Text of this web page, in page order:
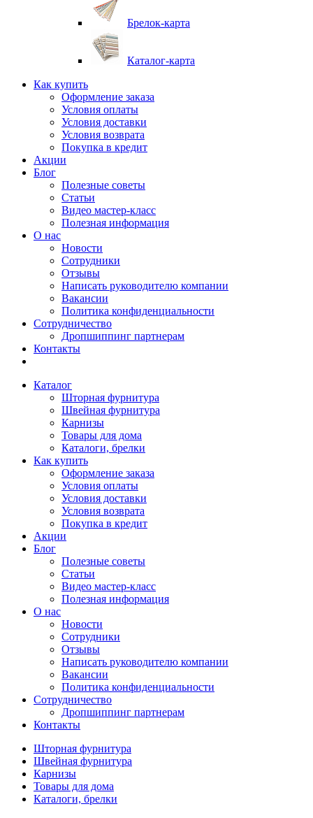
Брелок-карта
Каталог-карта
Как купить
Оформление заказа
Условия оплаты
Условия доставки
Условия возврата
Покупка в кредит
Акции
Блог
Полезные советы
Статьи
Видео мастер-класс
Полезная информация
О нас
Новости
Сотрудники
Отзывы
Написать руководителю компании
Вакансии
Политика конфиденциальности
Сотрудничество
Дропшиппинг партнерам
Контакты
Каталог
Шторная фурнитура
Швейная фурнитура
Карнизы
Товары для дома
Каталоги, брелки
Как купить
Оформление заказа
Условия оплаты
Условия доставки
Условия возврата
Покупка в кредит
Акции
Блог
Полезные советы
Статьи
Видео мастер-класс
Полезная информация
О нас
Новости
Сотрудники
Отзывы
Написать руководителю компании
Вакансии
Политика конфиденциальности
Сотрудничество
Дропшиппинг партнерам
Контакты
Шторная фурнитура
Швейная фурнитура
Карнизы
Товары для дома
Каталоги, брелки